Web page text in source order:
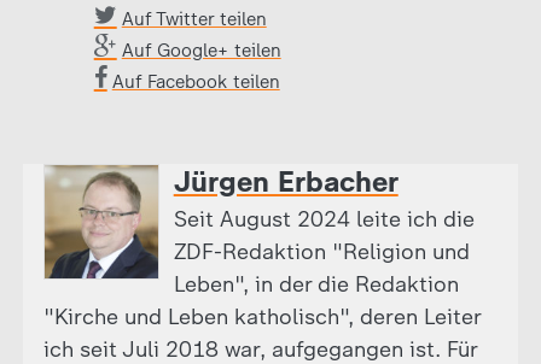
Auf Twitter teilen
Auf Google+ teilen
Auf Facebook teilen
Jürgen Erbacher
Seit August 2024 leite ich die
ZDF-Redaktion "Religion und
Leben", in der die Redaktion
"Kirche und Leben katholisch", deren Leiter
ich seit Juli 2018 war, aufgegangen ist. Für